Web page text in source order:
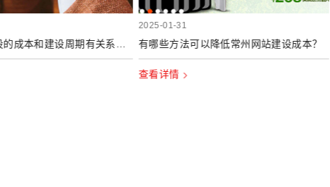
2025-01-31
有哪些方法可以降低常州网站建设成本？
查看详情